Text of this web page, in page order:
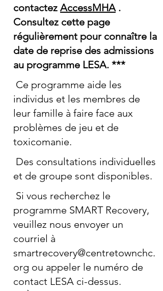
contactez AccessMHA .
Consultez cette page
régulièrement pour connaître la
date de reprise des admissions
au programme LESA. ***
Ce programme aide les
individus et les membres de
leur famille à faire face aux
problèmes de jeu et de
toxicomanie.
Des consultations individuelles
et de groupe sont disponibles.
Si vous recherchez le
programme SMART Recovery,
veuillez nous envoyer un
courriel à
smartrecovery@centretownchc.
org ou appeler le numéro de
contact LESA ci-dessus.